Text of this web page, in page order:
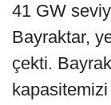
41 GW
Bayraktar,
çekti.
kapasitemizi